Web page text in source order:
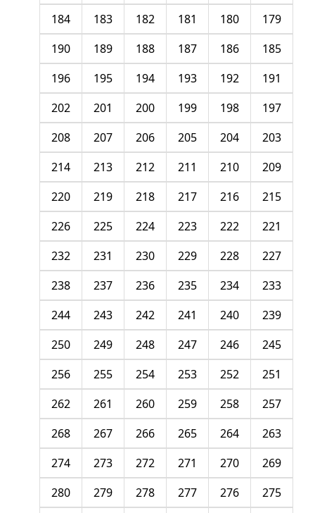
179
180
181
182
183
184
185
186
187
188
189
190
191
192
193
194
195
196
197
198
199
200
201
202
203
204
205
206
207
208
209
210
211
212
213
214
215
216
217
218
219
220
221
222
223
224
225
226
227
228
229
230
231
232
233
234
235
236
237
238
239
240
241
242
243
244
245
246
247
248
249
250
251
252
253
254
255
256
257
258
259
260
261
262
263
264
265
266
267
268
269
270
271
272
273
274
275
276
277
278
279
280